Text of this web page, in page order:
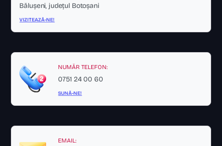
Bălușeni, județul Botoșani
VIZITEAZĂ-NE!
NUMĂR TELEFON:
0751 24 00 60
SUNĂ-NE!
EMAIL: